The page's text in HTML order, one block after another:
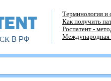
В РФ
Терминология и
Как получить
Роспатент -
Международная